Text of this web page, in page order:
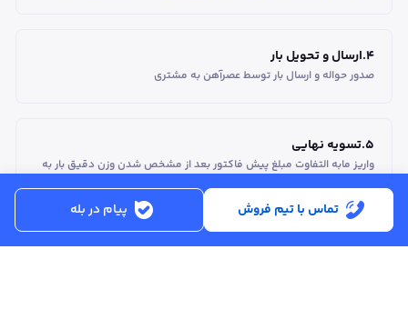
4
.ارسال و تحویل بار
صدور حواله و ارسال بار توسط عصرآهن به مشتری
5
.تسویه نهایی
واریز مابه التفاوت مبلغ پیش فاکتور بعد از مشخص شدن وزن دقیق بار به
حساب مشتری
تماس با تیم فروش پیام در بله